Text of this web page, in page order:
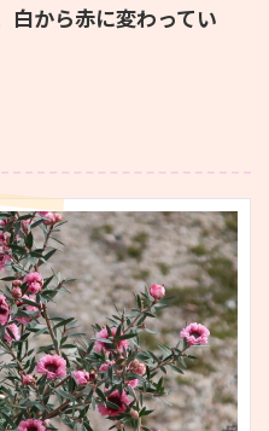
白から赤に変わってい